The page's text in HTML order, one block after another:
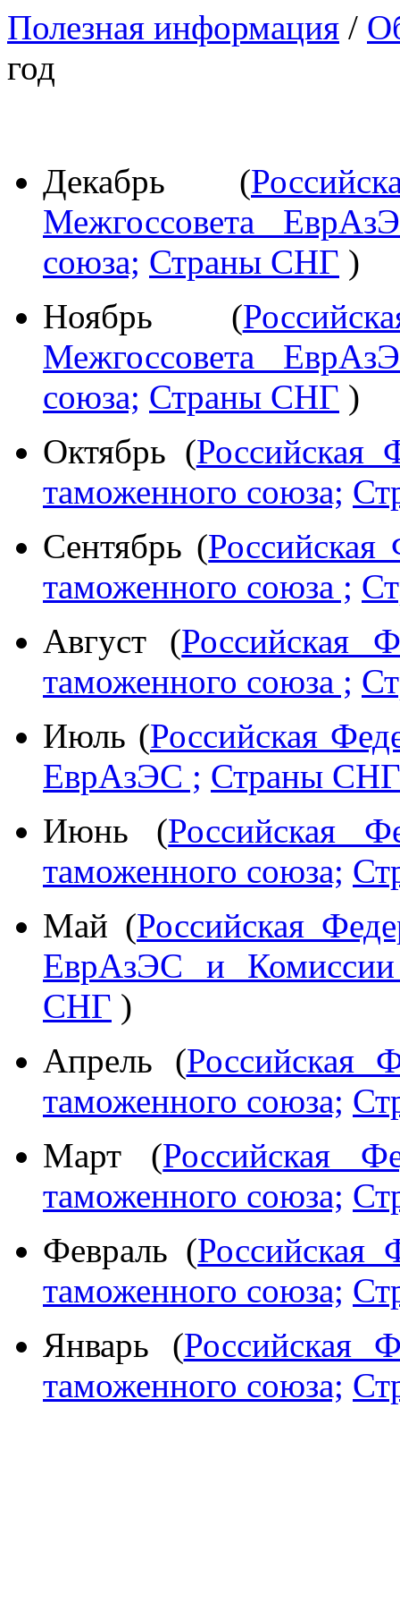
Полезная информация /
год
Декабрь (
Межгоссовета
союза; Страны СНГ )
Ноябрь (
Межгоссовета
союза; Страны СНГ )
Октябрь (Российская
таможенного союза;
Сентябрь (Российская
таможенного союза ;
Август (Российская
таможенного союза ;
Июль (Российская
ЕврАзЭС ; Страны СНГ
Июнь (Российская
таможенного союза;
Май (Российская
ЕврАзЭС и Комиссии
СНГ )
Апрель (Российская
таможенного союза;
Март (Российская
таможенного союза;
Февраль (Российская
таможенного союза;
Январь (Российская
таможенного союза;